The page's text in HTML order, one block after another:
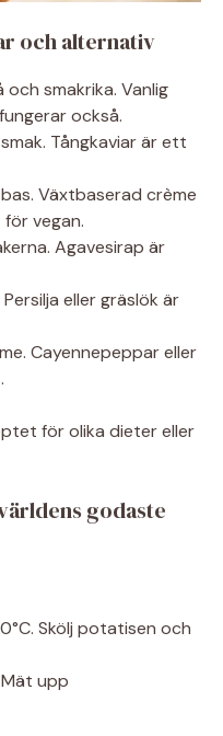
och alternativ
och smakrika. Vanlig
också.
Tångkaviar är ett
bas. Växtbaserad crème
vegan.
Agavesirap är
eller gräslök är
Cayennepeppar eller
för olika dieter eller
godaste
Skölj potatisen och
upp